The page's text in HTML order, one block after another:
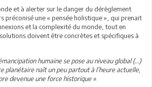
et à alerter sur le danger du dérèglement
préconisé une « pensée holistique », qui prenait
et la complexité du monde, tout en
doivent être concrètes et spécifiques à
humaine se pose au niveau global (...)
planétaire naît un peu partout à l’heure actuelle,
devenue une force historique »